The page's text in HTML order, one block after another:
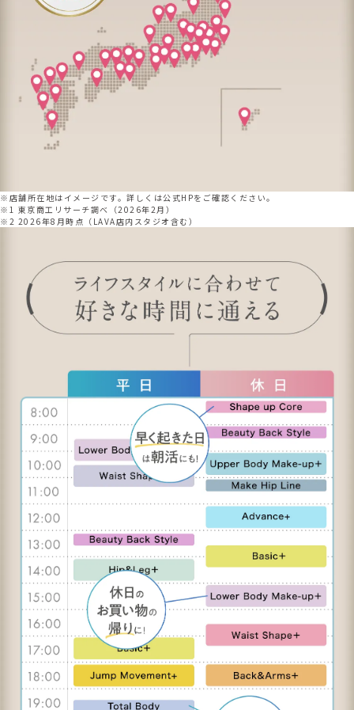
※店舗所在地はイメージです。詳しくは公式HPをご確認ください。
※1 東京商工リサーチ調べ（2026年2月）
※2 2026年8月時点（LAVA店内スタジオ含む）